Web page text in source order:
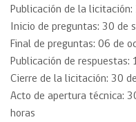
Publicación de la
Inicio de preguntas: 30 de
Final de preguntas: 06 de
Publicación de
Cierre de la licitación: 30
Acto de apertura técnica:
horas